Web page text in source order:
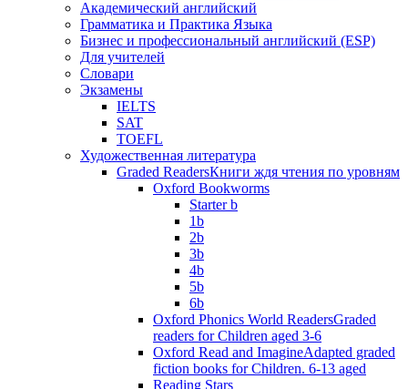
Академический английский
Грамматика и Практика Языка
Бизнес и профессиональный английский (ESP)
Для учителей
Словари
Экзамены
IELTS
SAT
TOEFL
Художественная литература
Graded ReadersКниги ждя чтения по уровням
Oxford Bookworms
Starter b
1b
2b
3b
4b
5b
6b
Oxford Phonics World ReadersGraded
readers for Children aged 3-6
Oxford Read and ImagineAdapted graded
fiction books for Children. 6-13 aged
Reading Stars